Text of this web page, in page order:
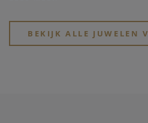
BEKIJK ALLE JUWELEN